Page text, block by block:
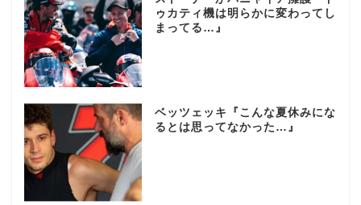
ゥカティ機は明らかに変わってし
まってる…』
ベッツェッキ『こんな夏休みにな
るとは思ってなかった…』